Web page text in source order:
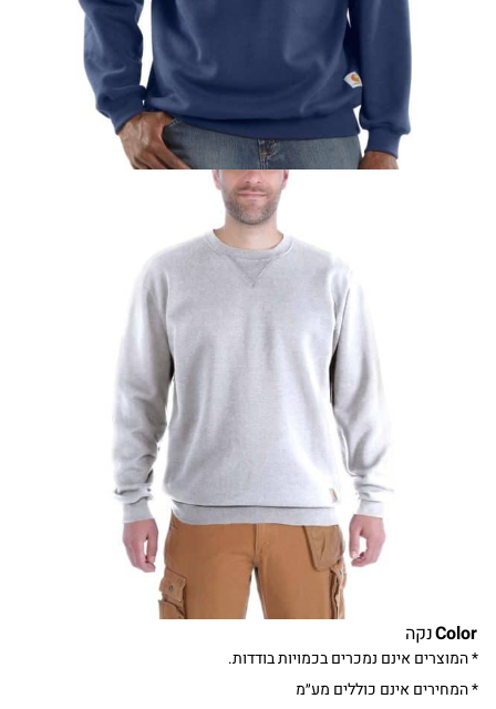
Colorנקה
* המוצרים אינם נמכרים בכמויות בודדות.
* המחירים אינם כוללים מע״מ